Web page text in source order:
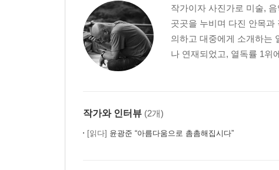
케이블 없인 소리가 나지 않는다
국산 하이엔드 오디오, 그 불운한 황제를 위하여
순수 오디오의 종말은 다가오는가?
3. 하이엔드 오디오의 세계
현대 미국 하이엔드 스피커의 이단아, 아발론
사라지지 않는 전설, 탄노이
작가이자 사진가로 미술,
곳곳을 누비며 다진 안목과
의하고 대중에게 소개하는
나 연재되었고, 열독률 1위
작가와 인터뷰 (2개)
[읽다] 윤광준 “아름다움으로 촘촘해집시다”